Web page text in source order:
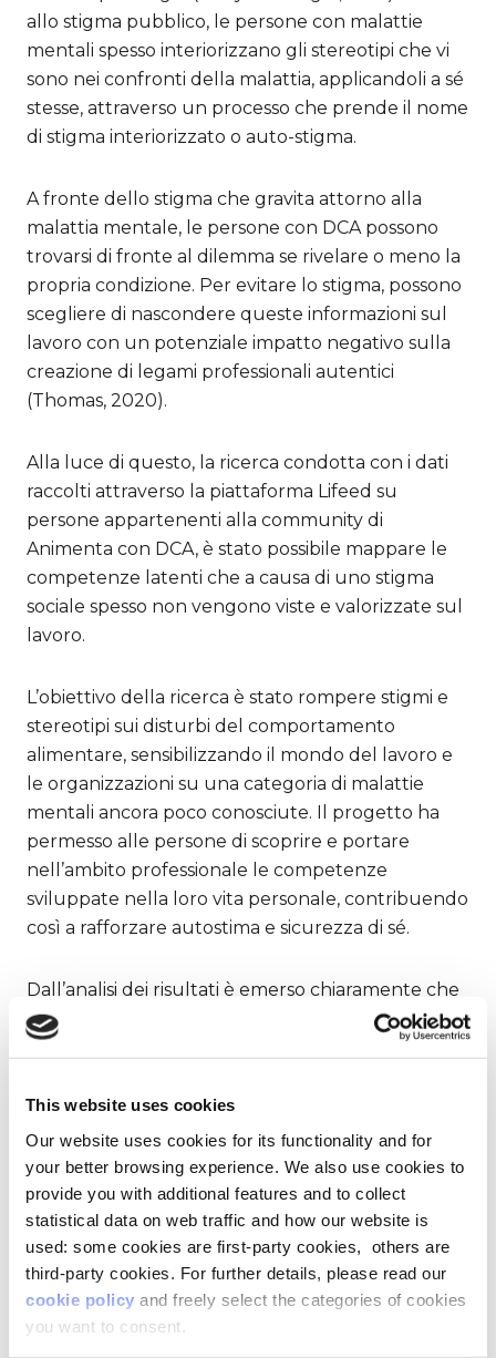
This website uses cookies
Our website uses cookies for its functionality and for
your better browsing experience. We also use cookies to
provide you with additional features and to collect
statistical data on web traffic and how our website is
used: some cookies are first-party cookies, others are
third-party cookies. For further details, please read our
cookie policy and freely select the categories of cookies
you want to consent.
allo stigma pubblico, le persone con malattie
mentali spesso interiorizzano gli stereotipi che vi
sono nei confronti della malattia, applicandoli a sé
stesse, attraverso un processo che prende il nome
di stigma interiorizzato o auto-stigma.
A fronte dello stigma che gravita attorno alla
malattia mentale, le persone con DCA possono
trovarsi di fronte al dilemma se rivelare o meno la
propria condizione. Per evitare lo stigma, possono
scegliere di nascondere queste informazioni sul
lavoro con un potenziale impatto negativo sulla
creazione di legami professionali autentici
(Thomas, 2020).
Alla luce di questo, la ricerca condotta con i dati
raccolti attraverso la piattaforma Lifeed su
persone appartenenti alla community di
Animenta con DCA, è stato possibile mappare le
competenze latenti che a causa di uno stigma
sociale spesso non vengono viste e valorizzate sul
lavoro.
L’obiettivo della ricerca è stato rompere stigmi e
stereotipi sui disturbi del comportamento
alimentare, sensibilizzando il mondo del lavoro e
le organizzazioni su una categoria di malattie
mentali ancora poco conosciute. Il progetto ha
permesso alle persone di scoprire e portare
nell’ambito professionale le competenze
sviluppate nella loro vita personale, contribuendo
così a rafforzare autostima e sicurezza di sé.
Dall’analisi dei risultati è emerso chiaramente che
nelle esperienze di vita personale delle
partecipanti e dei partecipanti c’è un potenziale
lavoro e che le aziende non sanno di avere.
persone sviluppano più competenze soft nei
ruoli personali rispetto ai ruoli professionali
con una media di potenziale inespresso
superiore al 40%:
Il 65% delle persone allena l’ascolto nei ruoli
di vita privata mentre solo il 46% utilizza
questa competenza in ambito lavorativo, c’è